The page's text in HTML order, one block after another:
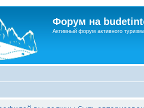
Форум на
Активный форум активного